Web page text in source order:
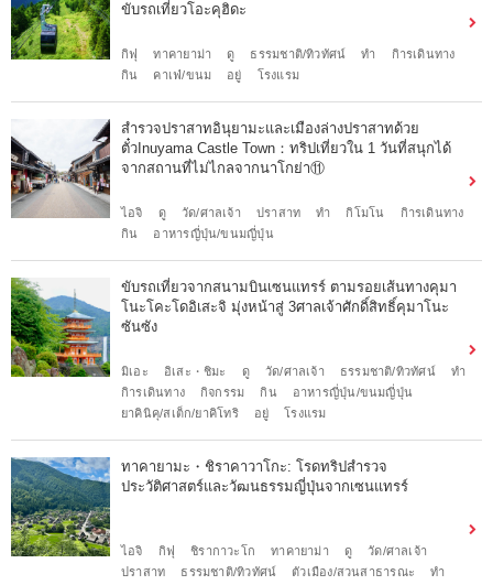
ขับรถเที่ยวโอะคุฮิดะ
กิฟุ ทาคายาม่า ดู ธรรมชาติ/ทิวทัศน์ ทำ
กิารเดินทาง
กิน
คาเฟ่/ขนม อยู่ โรงแรม
สำรวจปราสาทอินุยามะและเมืองล่างปราสาทด้วย
ตั๋วInuyama Castle Town：ทริปเที่ยวใน 1 วันที่สนุกได้
จากสถานที่ไม่ไกลจากนาโกย่า⑪
ไอจิ ดู วัด/ศาลเจ้า ปราสาท ทำ กิโมโน
กิารเดินทาง
กิน
อาหารญี่ปุ่น/ขนมญี่ปุ่น
ขับรถเที่ยวจากสนามบินเซนแทรร์ ตามรอยเส้นทางคุมา
โนะโคะโดอิเสะจิ มุ่งหน้าสู่ 3ศาลเจ้าศักดิ์สิทธิ์คุมาโนะ
ซันซัง
มิเอะ อิเสะ・ชิมะ ดู วัด/ศาลเจ้า ธรรมชาติ/ทิวทัศน์
ทำ
กิารเดินทาง
กิจกรรม กิน
อาหารญี่ปุ่น/ขนมญี่ปุ่น
ยาคินิคุ/สเต็ก/ยาคิโทริ
อยู่ โรงแรม
ทาคายามะ・ชิราคาวาโกะ: โรดทริปสำรวจ
ประวัติศาสตร์และวัฒนธรรมญี่ปุ่นจากเซนแทรร์
ไอจิ กิฟุ ชิรากาวะโก ทาคายาม่า ดู
วัด/ศาลเจ้า
ปราสาท
ธรรมชาติ/ทิวทัศน์ ตัวเมือง/สวนสาธารณะ
ทำ